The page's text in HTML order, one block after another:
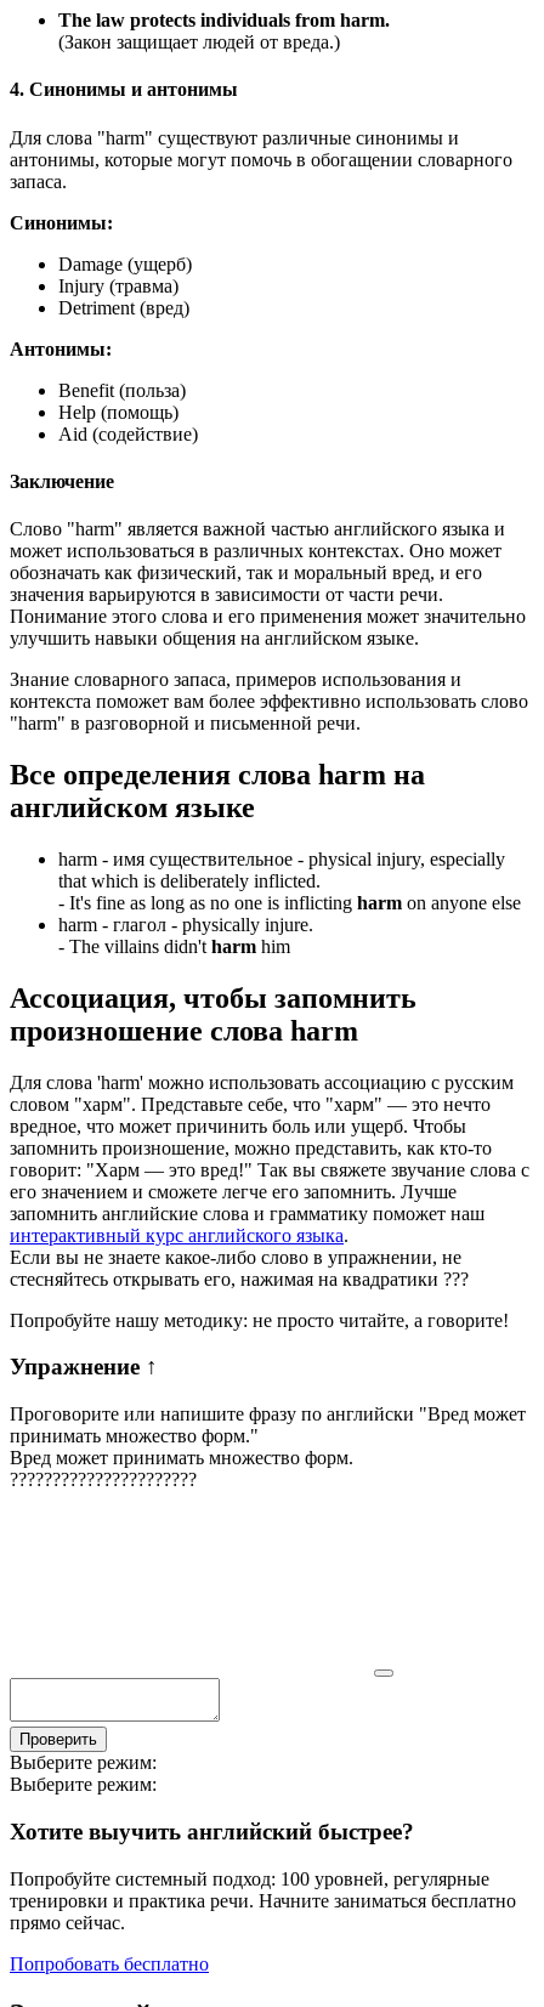
The law protects individuals from harm.
(Закон защищает людей от вреда.)
4. Синонимы и антонимы
Для слова "harm" существуют различные синонимы и
антонимы, которые могут помочь в обогащении словарного
запаса.
Синонимы:
Damage (ущерб)
Injury (травма)
Detriment (вред)
Антонимы:
Benefit (польза)
Help (помощь)
Aid (содействие)
Заключение
Слово "harm" является важной частью английского языка и
может использоваться в различных контекстах. Оно может
обозначать как физический, так и моральный вред, и его
значения варьируются в зависимости от части речи.
Понимание этого слова и его применения может значительно
улучшить навыки общения на английском языке.
Знание словарного запаса, примеров использования и
контекста поможет вам более эффективно использовать слово
"harm" в разговорной и письменной речи.
Все определения слова harm на
английском языке
harm - имя существительное - physical injury, especially
that which is deliberately inflicted.
- It's fine as long as no one is inflicting harm on anyone else
harm - глагол - physically injure.
- The villains didn't harm him
Ассоциация, чтобы запомнить
произношение слова harm
Для слова 'harm' можно использовать ассоциацию с русским
словом "харм". Представьте себе, что "харм" — это нечто
вредное, что может причинить боль или ущерб. Чтобы
запомнить произношение, можно представить, как кто-то
говорит: "Харм — это вред!" Так вы свяжете звучание слова с
его значением и сможете легче его запомнить. Лучше
запомнить английские слова и грамматику поможет наш
интерактивный курс английского языка.
Если вы не знаете какое-либо слово в упражнении, не
стесняйтесь открывать его, нажимая на квадратики ???
Попробуйте нашу методику: не просто читайте, а говорите!
Упражнение ↑
Проговорите или напишите фразу по английски "Вред может
принимать множество форм."
Вред может принимать множество форм.
??????????????????????
Проверить
Выберите режим:
Выберите режим:
Хотите выучить английский быстрее?
Попробуйте системный подход: 100 уровней, регулярные
тренировки и практика речи. Начните заниматься бесплатно
прямо сейчас.
Попробовать бесплатно